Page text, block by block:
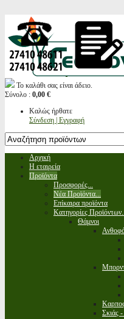
Το καλάθι σας είναι άδειο.
Σύνολο : 0,00 €
Καλώς ήρθατε
Σύνδεση | Εγγραφή
Αρχική
Η εταιρεία
Προϊόντα
Προσφορές...
Νέα Προϊόντα...
Επίκαιρα προϊόντα
Κατηγορίες
Θάμνοι
Σκιάς